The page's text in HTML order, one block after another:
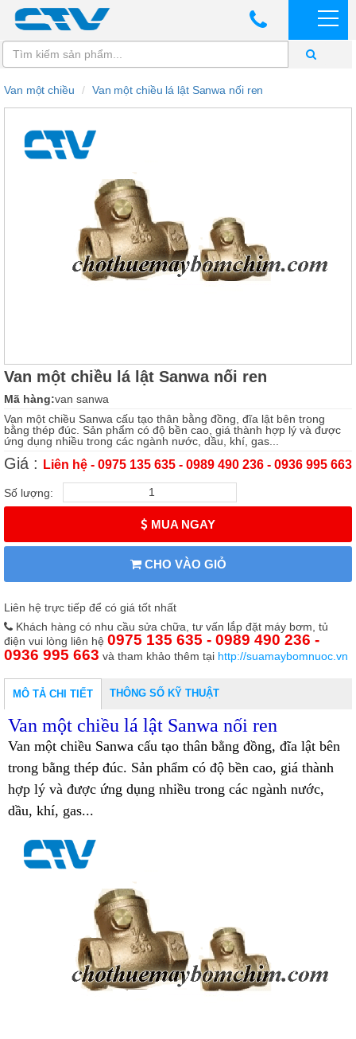
Van một chiều Van một chiều lá lật Sanwa nối ren
Van một chiều lá lật Sanwa nối ren
Mã hàng:van sanwa
Van một chiều Sanwa cấu tạo thân bằng đồng, đĩa lật bên trong
bằng thép đúc. Sản phẩm có độ bền cao, giá thành hợp lý và được
ứng dụng nhiều trong các ngành nước, dầu, khí, gas...
Giá : Liên hệ - 0975 135 635 - 0989 490 236 - 0936 995 663
Số lượng:
MUA NGAY
CHO VÀO GIỎ
Liên hệ trực tiếp để có giá tốt nhất
Khách hàng có nhu cầu sửa chữa, tư vấn lắp đặt máy bơm, tủ
điện vui lòng liên hệ 0975 135 635 - 0989 490 236 -
0936 995 663 và tham khảo thêm tại http://suamaybomnuoc.vn
MÔ TẢ CHI TIẾT THÔNG SỐ KỸ THUẬT
Van một chiều lá lật Sanwa nối ren
Van một chiều Sanwa cấu tạo thân bằng đồng, đĩa lật bên
trong bằng thép đúc. Sản phẩm có độ bền cao, giá thành
hợp lý và được ứng dụng nhiều trong các ngành nước,
dầu, khí, gas...